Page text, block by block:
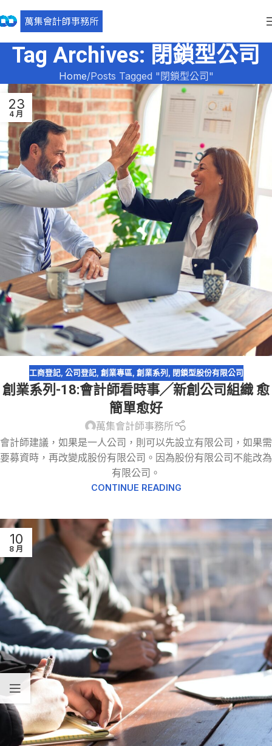
Tag Archives: 閉鎖型公司
Home Posts Tagged "閉鎖型公司"
23
4 月
工商登記, 公司登記, 創業專區, 創業系列 , 閉鎖型股份有限公司
創業系列-18:會計師看時事╱新創公司組織 愈
簡單愈好
萬集會計師事務所
會計師建議，如果是一人公司，則可以先設立有限公司，如果需
要募資時，再改變成股份有限公司。因為股份有限公司不能改為
有限公司。
CONTINUE READING
10
8 月